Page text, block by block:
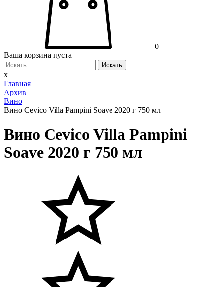
0
Ваша корзина пуста
Искать
x
Главная
Архив
Вино
Вино Cevico Villa Pampini Soave 2020 г 750 мл
Вино Cevico Villa Pampini
Soave 2020 г 750 мл